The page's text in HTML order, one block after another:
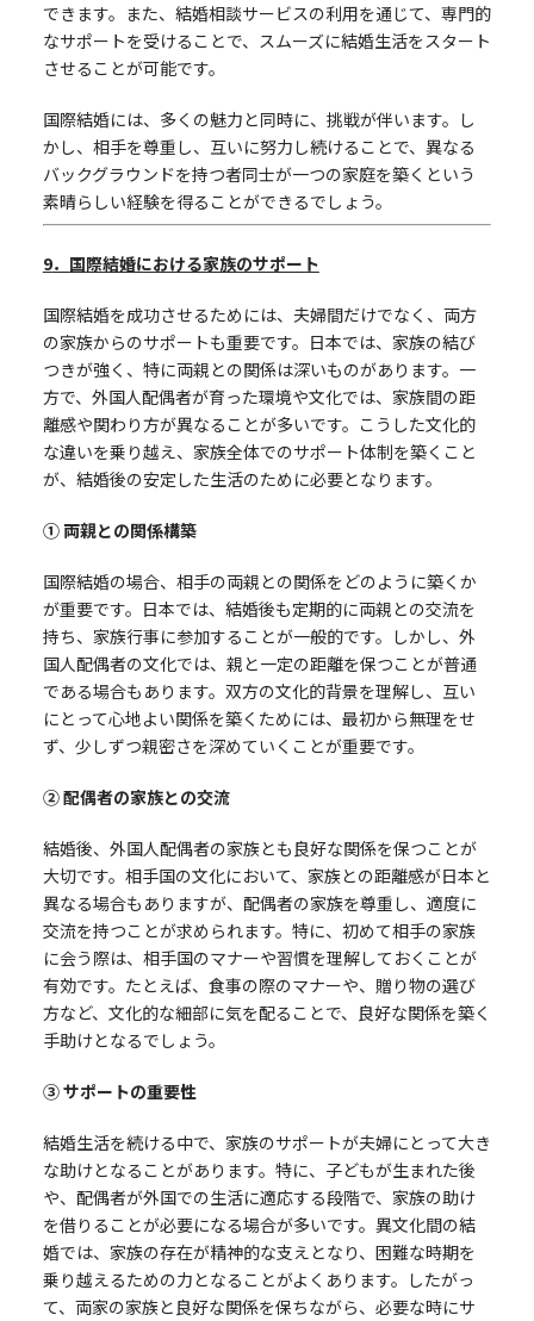
できます。また、結婚相談サービスの利用を通じて、専門的
なサポートを受けることで、スムーズに結婚生活をスタート
させることが可能です。
国際結婚には、多くの魅力と同時に、挑戦が伴います。し
かし、相手を尊重し、互いに努力し続けることで、異なる
バックグラウンドを持つ者同士が一つの家庭を築くという
素晴らしい経験を得ることができるでしょう。
9．国際結婚における家族のサポート
国際結婚を成功させるためには、夫婦間だけでなく、両方
の家族からのサポートも重要です。日本では、家族の結び
つきが強く、特に両親との関係は深いものがあります。一
方で、外国人配偶者が育った環境や文化では、家族間の距
離感や関わり方が異なることが多いです。こうした文化的
な違いを乗り越え、家族全体でのサポート体制を築くこと
が、結婚後の安定した生活のために必要となります。
① 両親との関係構築
国際結婚の場合、相手の両親との関係をどのように築くか
が重要です。日本では、結婚後も定期的に両親との交流を
持ち、家族行事に参加することが一般的です。しかし、外
国人配偶者の文化では、親と一定の距離を保つことが普通
である場合もあります。双方の文化的背景を理解し、互い
にとって心地よい関係を築くためには、最初から無理をせ
ず、少しずつ親密さを深めていくことが重要です。
② 配偶者の家族との交流
結婚後、外国人配偶者の家族とも良好な関係を保つことが
大切です。相手国の文化において、家族との距離感が日本と
異なる場合もありますが、配偶者の家族を尊重し、適度に
交流を持つことが求められます。特に、初めて相手の家族
に会う際は、相手国のマナーや習慣を理解しておくことが
有効です。たとえば、食事の際のマナーや、贈り物の選び
方など、文化的な細部に気を配ることで、良好な関係を築く
手助けとなるでしょう。
③ サポートの重要性
結婚生活を続ける中で、家族のサポートが夫婦にとって大き
な助けとなることがあります。特に、子どもが生まれた後
や、配偶者が外国での生活に適応する段階で、家族の助け
を借りることが必要になる場合が多いです。異文化間の結
婚では、家族の存在が精神的な支えとなり、困難な時期を
乗り越えるための力となることがよくあります。したがっ
て、両家の家族と良好な関係を保ちながら、必要な時にサ